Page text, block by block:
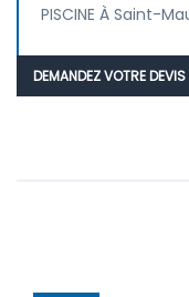
PISCINE À Saint-
DEMANDEZ VOTRE